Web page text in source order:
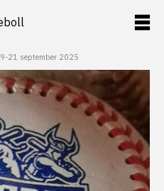
21 september 2025